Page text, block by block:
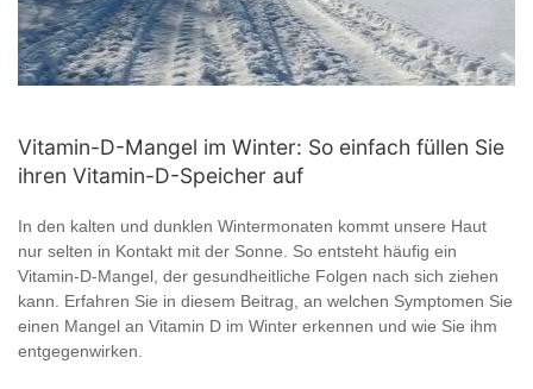
Vitamin-D-Mangel im Winter: So einfach füllen Sie
ihren Vitamin-D-Speicher auf
In den kalten und dunklen Wintermonaten kommt unsere Haut
nur selten in Kontakt mit der Sonne. So entsteht häufig ein
Vitamin-D-Mangel, der gesundheitliche Folgen nach sich ziehen
kann. Erfahren Sie in diesem Beitrag, an welchen Symptomen Sie
einen Mangel an Vitamin D im Winter erkennen und wie Sie ihm
entgegenwirken.